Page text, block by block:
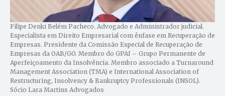
Filipe Denki Belém Pacheco. Advogado e Administrador judicial.
Especialista em Direito Empresarial com ênfase em Recuperação de
Empresas. Presidente da Comissão Especial de Recuperação de
Empresas da OAB/GO. Membro do GPAI – Grupo Permanente de
Aperfeiçoamento da Insolvência. Membro associado a Turnaround
Management Association (TMA) e International Association of
Restructuring, Insolvency & Bankruptcy Professionals (INSOL).
Sócio Lara Martins Advogados